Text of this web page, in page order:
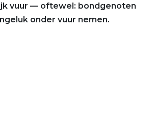
vuur — oftewel: bondgenoten
onder vuur nemen.